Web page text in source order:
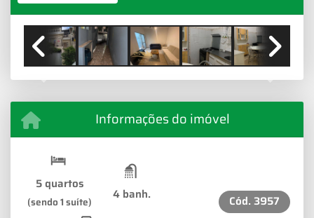
Previous Next
Informações do imóvel
5 quartos
(sendo 1 suíte) 4 banh. Cód. 3957